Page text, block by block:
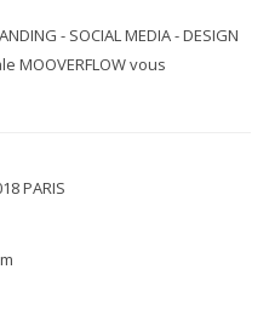
- SOCIAL MEDIA - DESIGN
MOOVERFLOW vous
PARIS